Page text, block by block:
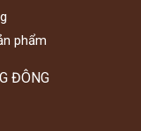
phẩm
ĐÔNG